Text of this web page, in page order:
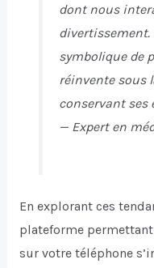
dont nous
divertissement.
symbolique de
réinvente sous
conservant ses
— Expert en
En explorant ces
plateforme
sur votre téléphone